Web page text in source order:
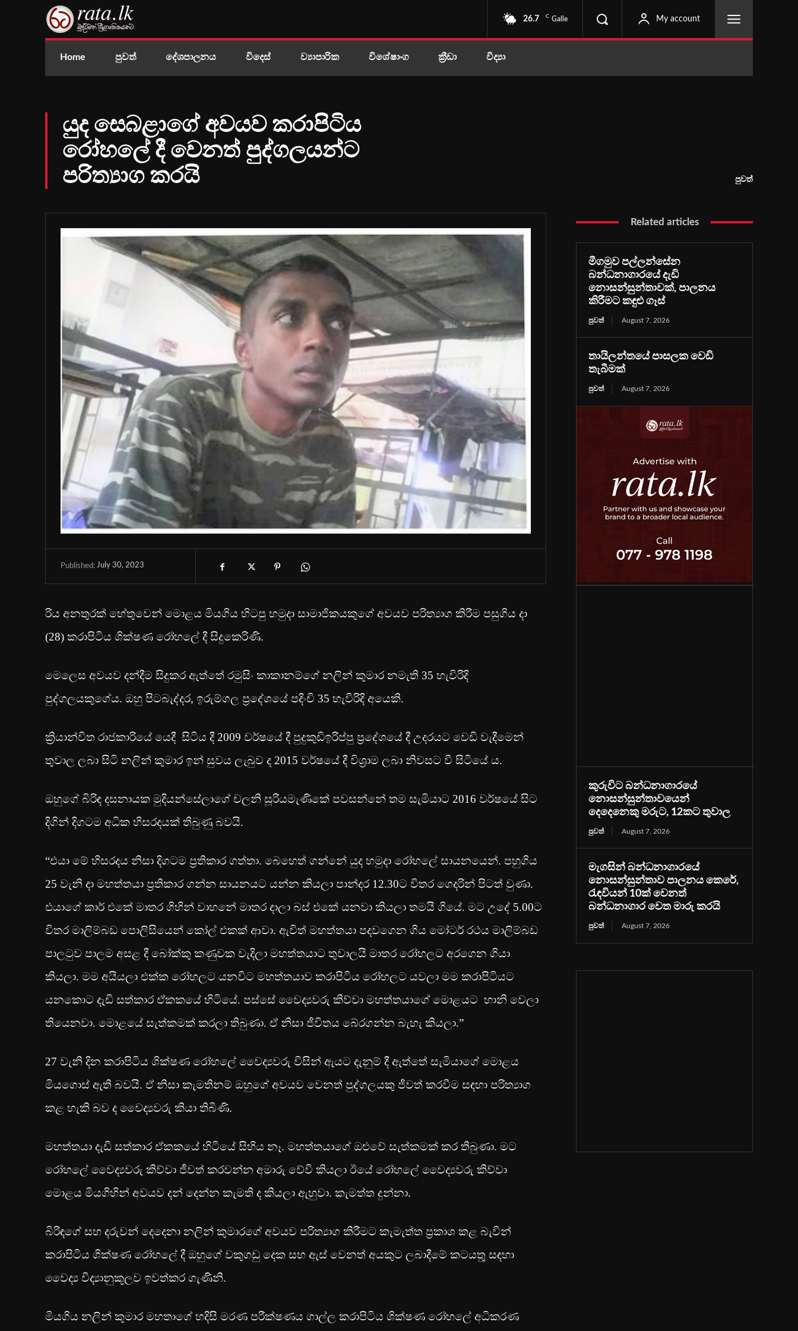
26.7 C Galle My account
Home පුවත් දේශපාලනය විදෙස් ව්‍යාපාරික විශේෂාංග ක්‍රීඩා විද්‍යා
යුද සෙබළාගේ අවයව කරාපිටිය
රෝහලේ දී වෙනත් පුද්ගලයන්ට
පරිත්‍යාග කරයි
පුවත්
Published: July 30, 2023
රිය අනතුරක් හේතුවෙන් මොළය මියගිය හිටපු හමුදා සාමාජිකයකුගේ අවයව පරිත්‍යාග කිරීම පසුගිය දා
(28) කරාපිටිය ශික්ෂණ රෝහලේ දී සිදුකෙරිණි.
මෙලෙස අවයව දන්දීම සිදුකර ඇත්තේ රමුසිං කාකානම්ගේ නලින් කුමාර නමැති 35 හැවිරිදි
පුද්ගලයකුගේය. ඔහු පිටබැද්දර, ඉරුම්ගල ප්‍රදේශයේ පදිංචි 35 හැවිරිදි අයෙකි.
ක්‍රියාන්විත රාජකාරියේ යෙදී සිටිය දී 2009 වර්ෂයේ දී පුදුකුඩිඉරිප්පු ප්‍රදේශයේ දී උදරයට වෙඩි වැදීමෙන්
තුවාල ලබා සිටි නලින් කුමාර ඉන් සුවය ලැබුව ද 2015 වර්ෂයේ දී විශ්‍රාම ලබා නිවසට වී සිටියේ ය.
ඔහුගේ බිරිඳ දසනායක මුදියන්සේලාගේ චලනි සූරියමැණිකේ පවසන්නේ තම සැමියාට 2016 වර්ෂයේ සිට
දිගින් දිගටම අධික හිසරදයක් තිබුණු බවයි.
“එයා මේ හිසරදය නිසා දිගටම ප්‍රතිකාර ගත්තා. බෙහෙත් ගන්නේ යුද හමුදා රෝහලේ සායනයෙන්. පහුගිය
25 වැනි දා මහත්තයා ප්‍රතිකාර ගන්න සායනයට යන්න කියලා පාන්දර 12.30ට විතර ගෙදරින් පිටත් වුණා.
එයාගේ කාර් එකේ මාතර ගිහින් වාහනේ මාතර දාලා බස් එකේ යනවා කියලා තමයි ගියේ. මට උදේ 5.00ට
විතර මාලිම්බඩ පොලිසියෙන් කෝල් එකක් ආවා. ඇවිත් මහත්තයා පදවගෙන ගිය මෝටර් රථය මාලිම්බඩ
පාලටුව පාලම අසළ දී බෝක්කු කණුවක වැදිලා මහත්තයාට තුවාලයි මාතර රෝහලට අරගෙන ගියා
කියලා. මම අයියලා එක්ක රෝහලට යනවිට මහත්තයාව කරාපිටිය රෝහලට යවලා මම කරාපිටියට
යනකොට දැඩි සත්කාර ඒකකයේ හිටියේ. පස්සේ වෛද්‍යවරු කිව්වා මහත්තයාගේ මොළයට හානි වෙලා
තියෙනවා. මොළයේ සැත්කමක් කරලා තිබුණා.‍ ඒ නිසා ජීවිතය බේරගන්න බැහැ කියලා.”
27 වැනි දින කරාපිටිය ශික්ෂණ රෝහලේ වෛද්‍යවරු විසින් ඇයට දැනුම් දී ඇත්තේ සැමියාගේ මොළය
මියගොස් ඇති බවයි. ඒ නිසා කැමතිනම් ඔහුගේ අවයව වෙනත් පුද්ගලයකු ජීවත් කරවීම සඳහා පරිත්‍යාග
කළ හැකි බව ද වෛද්‍යවරු කියා තිබිණි.
මහත්තයා දැඩි සත්කාර ඒකකයේ හිටියේ සිහිය නෑ. මහත්තයාගේ ඔළුවේ සැත්කමක් කර තිබුණා. මට
රෝහලේ වෛද්‍යවරු කිව්වා ජීවත් කරවන්න අමාරු වේවි කියලා ඊයේ රෝහලේ වෛද්‍යවරු කිව්වා
මොළය මියගිහින් අවයව දන් දෙන්න කැමති ද කියලා ඇහුවා. කැමත්ත දුන්නා.
බිරිඳගේ සහ දරුවන් දෙදෙනා නලින් කුමාරගේ අවයව පරිත්‍යාග කිරීමට කැමැත්ත ප්‍රකාශ කළ බැවින්
කරාපිටිය ශික්ෂණ රෝහලේ දී ඔහුගේ වකුගඩු දෙක සහ ඇස් වෙනත් අයකුට ලබාදීමේ කටයතුු සඳහා
වෛද්‍ය විද්‍යානුකූලව ඉවත්කර ගැණිනි.
‍මියගිය නලින් කුමාර මහතාගේ හදිසි මරණ පරීක්ෂණය ගාල්ල කරාපිටිය ශික්ෂණ රෝහලේ අධිකරණ
Related articles
මීගමුව පල්ලන්සේන
බන්ධනාගාරයේ දැඩි
නොසන්සුන්තාවක්, පාලනය
කිරීමට කඳුළු ගෑස්
පුවත් August 7, 2026
තායිලන්තයේ පාසලක වෙඩි
තැබීමක්
පුවත් August 7, 2026
කුරුවිට බන්ධනාගාරයේ
නොසන්සුන්තාවයෙන්
දෙදෙනෙකු මරුට, 12කට තුවාල
පුවත් August 7, 2026
මැගසින් බන්ධනාගාරයේ
නොසන්සුන්තාව පාලනය කෙරේ,
රැඳවියන් 10ක් වෙනත්
බන්ධනාගාර වෙත මාරු කරයි
පුවත් August 7, 2026